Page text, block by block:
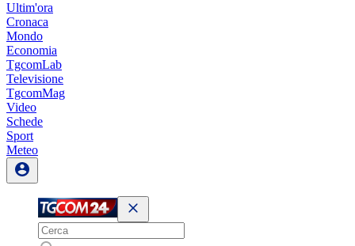
Ultim'ora
Cronaca
Mondo
Economia
TgcomLab
Televisione
TgcomMag
Video
Schede
Sport
Meteo